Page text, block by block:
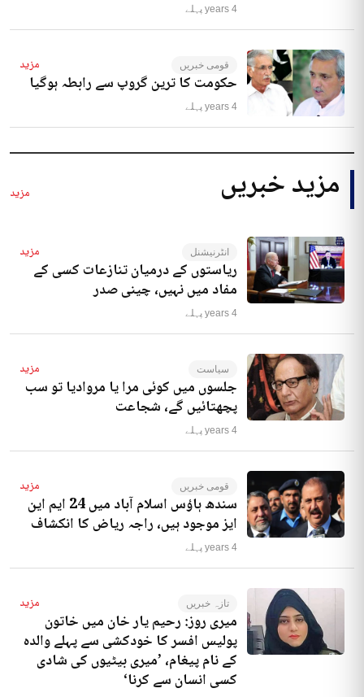
4 years پہلے
قومی خبریں مزید
حکومت کا ترین گروپ سے رابطہ ہوگیا
4 years پہلے
مزید خبریں مزید
انٹرنیشنل مزید
ریاستوں کے درمیان تنازعات کسی کے
مفاد میں نہیں، چینی صدر
4 years پہلے
سیاست مزید
جلسوں میں کوئی مرا یا مروادیا تو سب
پچھتائیں گے، شجاعت
4 years پہلے
قومی خبریں مزید
سندھ ہاؤس اسلام آباد میں 24 ایم این
ایز موجود ہیں، راجہ ریاض کا انکشاف
4 years پہلے
تازہ خبریں مزید
میری روز: رحیم یار خان میں خاتون
پولیس افسر کا خودکشی سے پہلے والدہ
کے نام پیغام، ’میری بیٹیوں کی شادی
کسی انسان سے کرنا‘